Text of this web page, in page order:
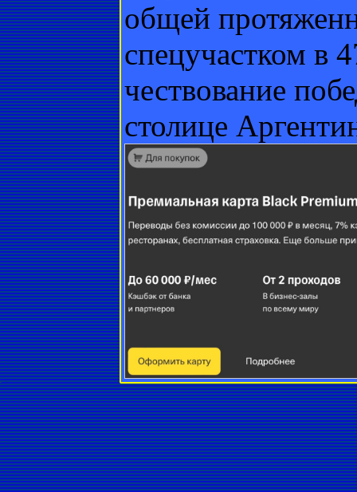
общей
спецучастком в
чествование
столице